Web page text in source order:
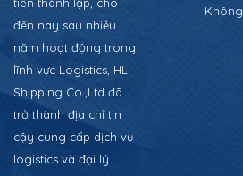
đến nay sau nhiều
năm hoạt động trong
lĩnh vực Logistics, HL
Shipping Co.,Ltd đã
trở thành địa chỉ tin
cậy cung cấp dịch vụ
logistics và đại lý
Không